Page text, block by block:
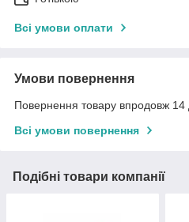
Всі умови оплати
Умови повернення
Повернення товару впродовж 14
Всі умови повернення
Подібні товари компанії